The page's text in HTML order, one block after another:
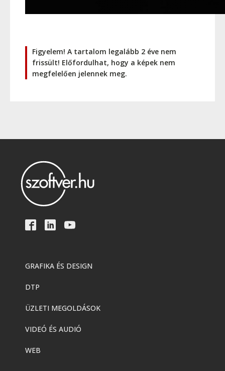
Figyelem! A tartalom legalább 2 éve nem
frissült! Előfordulhat, hogy a képek nem
megfelelően jelennek meg.
GRAFIKA ÉS DESIGN
DTP
ÜZLETI MEGOLDÁSOK
VIDEÓ ÉS AUDIÓ
WEB